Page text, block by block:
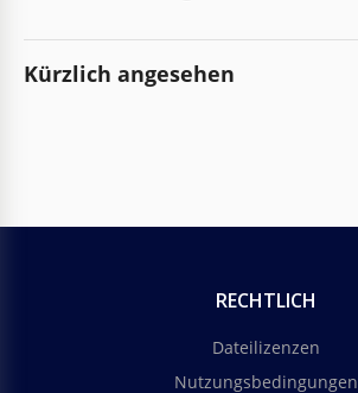
Kürzlich angesehen
RECHTLICH
Dateilizenzen
Nutzungsbedingungen